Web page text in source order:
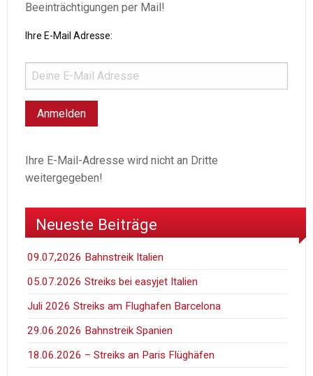
Beeinträchtigungen per Mail!
Ihre E-Mail Adresse:
Ihre E-Mail-Adresse wird nicht an Dritte
weitergegeben!
Neueste Beiträge
09.07,2026 Bahnstreik Italien
05.07.2026 Streiks bei easyjet Italien
Juli 2026 Streiks am Flughafen Barcelona
29.06.2026 Bahnstreik Spanien
18.06.2026 – Streiks an Paris Flüghäfen